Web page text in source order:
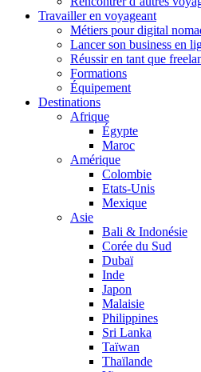
Travailler en voyageant
Métiers pour digital
Lancer son business en
Réussir en tant que
Formations
Équipement
Destinations
Afrique
Égypte
Maroc
Amérique
Colombie
Etats-Unis
Mexique
Asie
Bali & Indonésie
Corée du Sud
Dubaï
Inde
Japon
Malaisie
Philippines
Sri Lanka
Taïwan
Thaïlande